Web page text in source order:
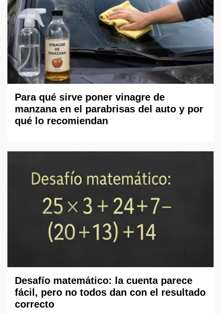
Para qué sirve poner vinagre de
manzana en el parabrisas del auto y por
qué lo recomiendan
Desafío matemático: la cuenta parece
fácil, pero no todos dan con el resultado
correcto